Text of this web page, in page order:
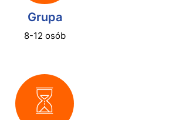
Grupa
8-12 osób